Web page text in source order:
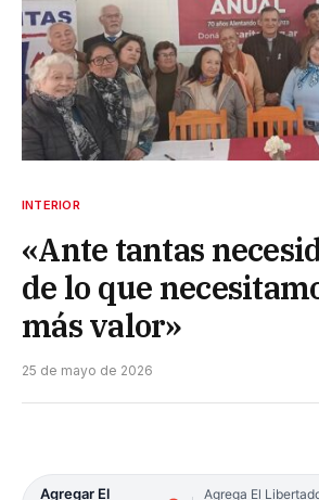
INTERIOR
«Ante tantas
de lo que
más valor»
25 de mayo de 2026
Agregar El
Agrega El